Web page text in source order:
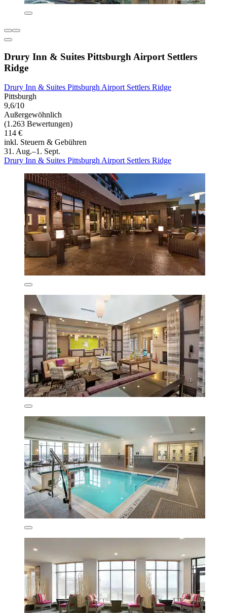
Drury Inn & Suites Pittsburgh Airport Settlers
Ridge
Drury Inn & Suites Pittsburgh Airport Settlers Ridge
Pittsburgh
9,6/10
Außergewöhnlich
(1.263 Bewertungen)
114 €
inkl. Steuern & Gebühren
31. Aug.–1. Sept.
Drury Inn & Suites Pittsburgh Airport Settlers Ridge